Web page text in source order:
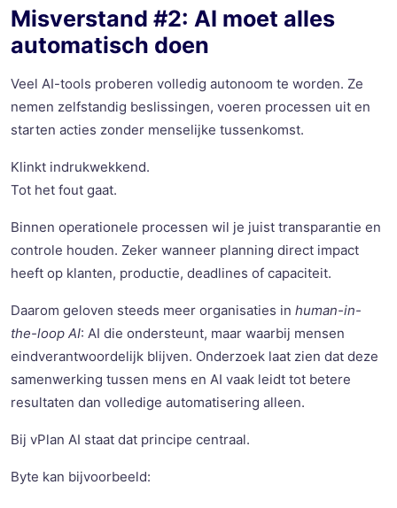
Misverstand #2: AI moet alles
automatisch doen
Veel AI-tools proberen volledig autonoom te worden. Ze
nemen zelfstandig beslissingen, voeren processen uit en
starten acties zonder menselijke tussenkomst.
Klinkt indrukwekkend.
Tot het fout gaat.
Binnen operationele processen wil je juist transparantie en
controle houden. Zeker wanneer planning direct impact
heeft op klanten, productie, deadlines of capaciteit.
Daarom geloven steeds meer organisaties in human-in-
the-loop AI: AI die ondersteunt, maar waarbij mensen
eindverantwoordelijk blijven. Onderzoek laat zien dat deze
samenwerking tussen mens en AI vaak leidt tot betere
resultaten dan volledige automatisering alleen.
Bij vPlan AI staat dat principe centraal.
Byte kan bijvoorbeeld: